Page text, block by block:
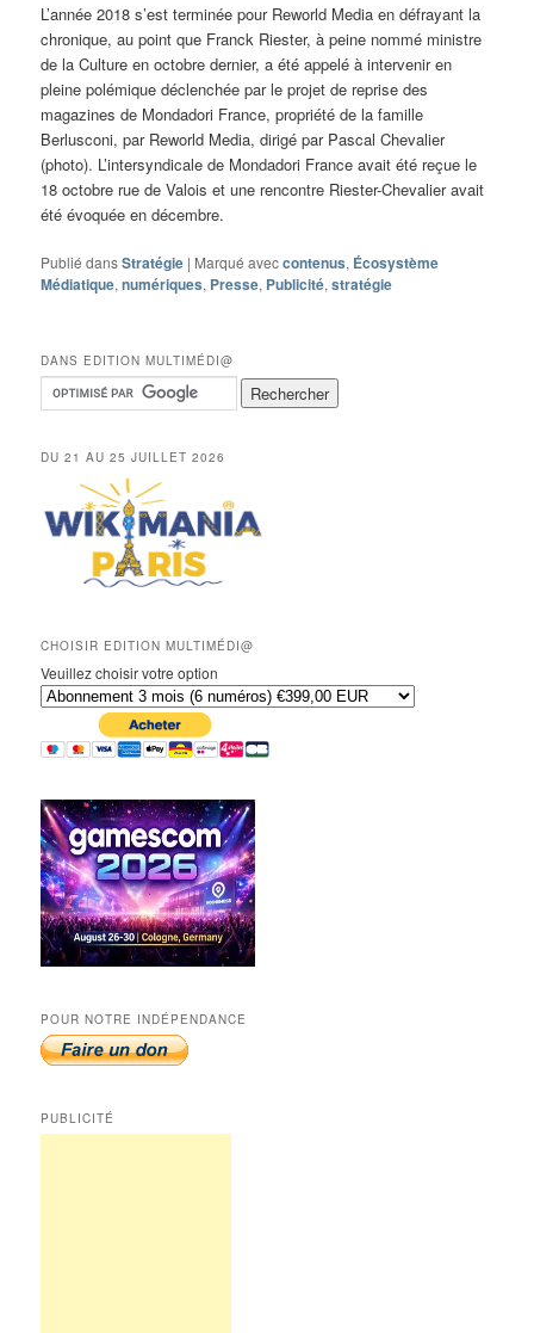
L’année 2018 s’est terminée pour Reworld Media en défrayant la
chronique, au point que Franck Riester, à peine nommé ministre
de la Culture en octobre dernier, a été appelé à intervenir en
pleine polémique déclenchée par le projet de reprise des
magazines de Mondadori France, propriété de la famille
Berlusconi, par Reworld Media, dirigé par Pascal Chevalier
(photo). L’intersyndicale de Mondadori France avait été reçue le
18 octobre rue de Valois et une rencontre Riester-Chevalier avait
été évoquée en décembre.
Publié dansStratégie | Marqué aveccontenus, Écosystème
Médiatique,numériques, Presse, Publicité,stratégie
DANS EDITION MULTIMÉDI@
DU 21 AU 25 JUILLET 2026
CHOISIR EDITION MULTIMÉDI@
Veuillez choisir votre option
POUR NOTRE INDÉPENDANCE
PUBLICITÉ